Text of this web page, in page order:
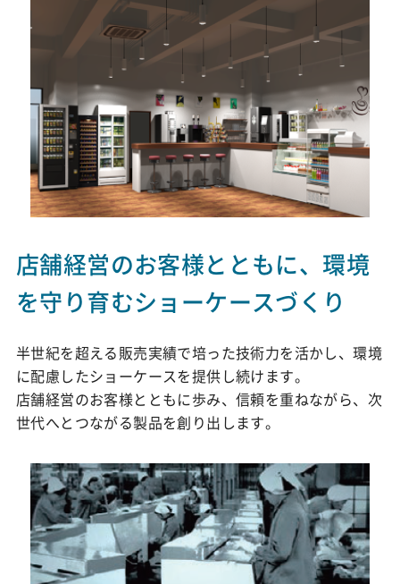
店舗経営のお客様とともに、環境
を守り育むショーケースづくり
半世紀を超える販売実績で培った技術力を活かし、環境
に配慮したショーケースを提供し続けます。
店舗経営のお客様とともに歩み、信頼を重ねながら、次
世代へとつながる製品を創り出します。